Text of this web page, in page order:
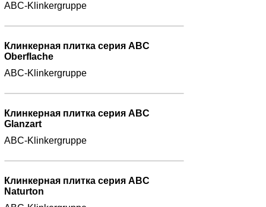
ABC-Klinkergruppe
Клинкерная плитка серия ABC
Oberflache
ABC-Klinkergruppe
Клинкерная плитка серия ABC
Glanzart
ABC-Klinkergruppe
Клинкерная плитка серия ABC
Naturton